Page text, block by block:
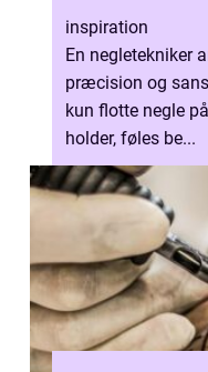
inspiration
En negletekniker
præcision og
kun flotte negle
holder, føles be...